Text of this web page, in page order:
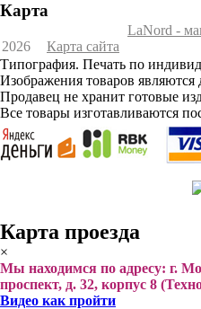
Карта
LaNord -
2026
Карта сайта
Типография. Печать по
Изображения товаров
Продавец не хранит готовые
Все товары изготавливаются
Карта проезда
×
Мы находимся по адресу: г.
проспект, д. 32, корпус 8
Видео как пройти